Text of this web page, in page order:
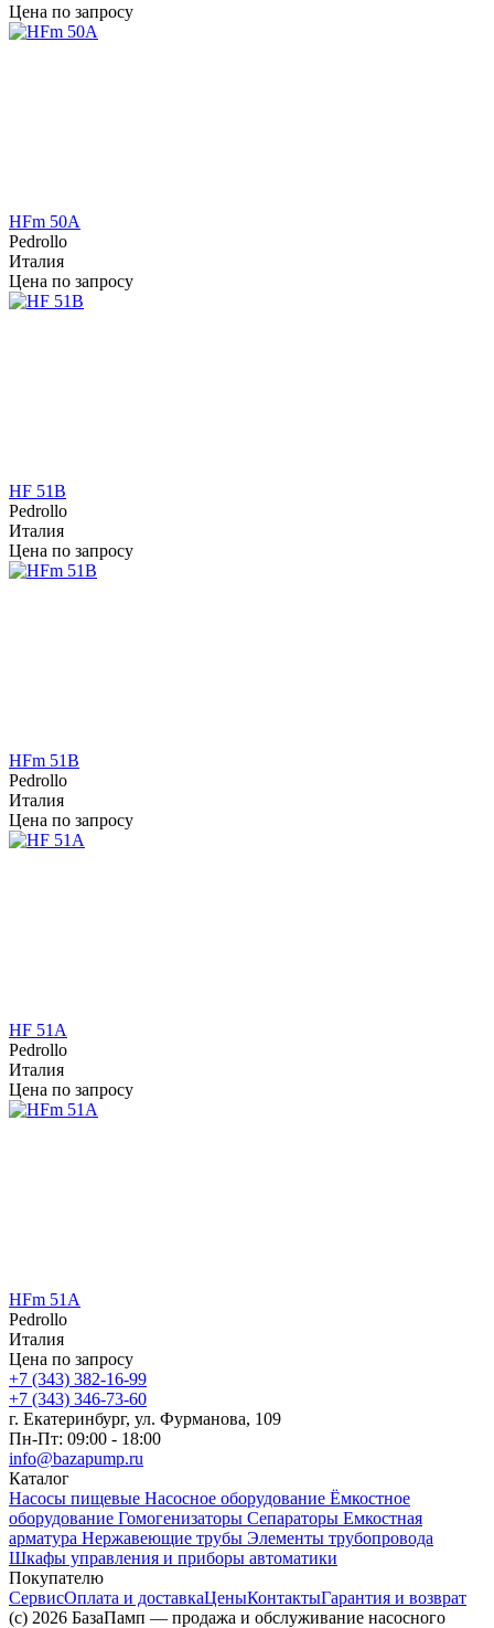
Цена по запросу
HFm 50A
Pedrollo
Италия
Цена по запросу
HF 51B
Pedrollo
Италия
Цена по запросу
HFm 51B
Pedrollo
Италия
Цена по запросу
HF 51A
Pedrollo
Италия
Цена по запросу
HFm 51A
Pedrollo
Италия
Цена по запросу
+7 (343) 382-16-99
+7 (343) 346-73-‬60
г. Екатеринбург, ул. Фурманова, 109
Пн-Пт: 09:00 - 18:00
info@bazapump.ru
Каталог
Насосы пищевые Насосное оборудование Ёмкостное
оборудование Гомогенизаторы Сепараторы Емкостная
арматура Нержавеющие трубы Элементы трубопровода
Шкафы управления и приборы автоматики
Покупателю
СервисОплата и доставкаЦеныКонтактыГарантия и возврат
(c) 2026 БазаПамп — продажа и обслуживание насосного